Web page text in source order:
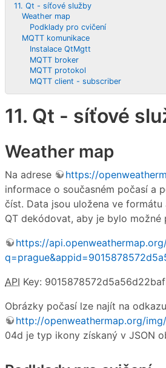
11. Qt - síťové služby
Weather map
Podklady pro cvičení
MQTT komunikace
Instalace QtMgtt
MQTT broker
MQTT protokol
MQTT client - subscriber
11. Qt - síťové
Weather map
Na adrese https://
informace o současném počasí a
číst. Data jsou uložena ve formátu
QT dekódovat, aby je bylo možné
https://
API Key:
Obrázky počasí lze najít na odkazu
http://openweathermap.org/
04d je typ ikony získaný v JSON